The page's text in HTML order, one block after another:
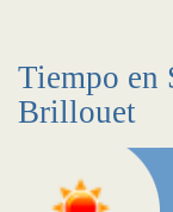
Tiempo en
Brillouet